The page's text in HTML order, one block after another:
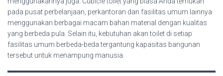
pada pusat perbelanjaan, perkantoran dan fasilitas umum lainnya
menggunakan berbagai macam bahan material dengan kualitas
yang berbeda pula. Selain itu, kebutuhan akan toilet di setiap
fasilitas umum berbeda-beda tergantung kapasitas bangunan
tersebut untuk menampung manusia.